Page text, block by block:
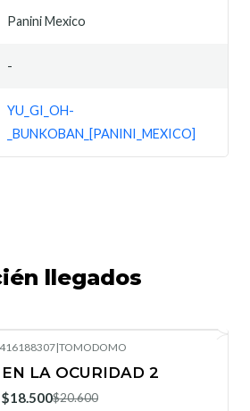
Panini Mexico
-
YU_GI_OH-
_BUNKOBAN_[PANINI_MEXICO]
llegados
|TOMODOMO
LA OCURIDAD 2
$18.500$20.600